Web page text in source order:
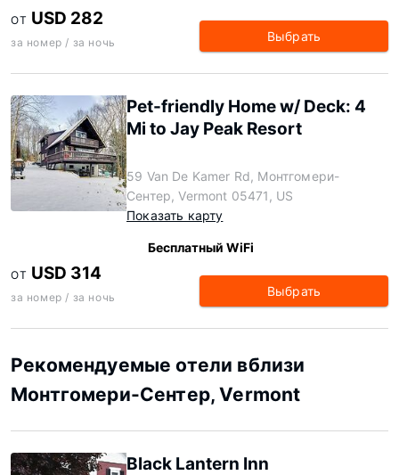
ОТ USD 282
за номер / за ночь Выбрать
Pet-friendly Home w/ Deck: 4
Mi to Jay Peak Resort
59 Van De Kamer Rd, Монтгомери-
Сентер, Vermont 05471, US
Показать карту
Бесплатный WiFi
ОТ USD 314
за номер / за ночь Выбрать
Рекомендуемые отели вблизи
Монтгомери-Сентер, Vermont
Black Lantern Inn